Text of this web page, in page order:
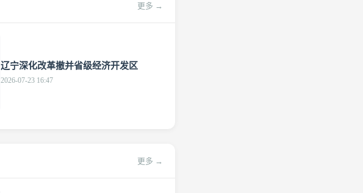
更多 →
辽宁深化改革撤并省级经济开发区
2026-07-23 16:47
更多 →